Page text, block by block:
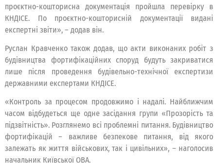
проєктно-кошторисна документація пройшла перевірку в
КНДІСЕ. По проєктно-кошторисній документації видані
експертні звіти», – додав він.
Руслан Кравченко також додав, що акти виконаних робіт з
будівництва фортифікаційних споруд будуть закриватися
лише після проведення будівельно-технічної експертизи
державними експертами КНДІСЕ.
«Контроль за процесом продовжимо і надалі. Найближчим
часом відбудеться ще одне засідання групи «Прозорість та
підзвітність». Розглянемо всі проблемні питання. Будівництво
фортифікацій – важливе безпекове питання, від якого
залежать як життя військових, так і цивільних», – наголосив
начальник Київської ОВА.